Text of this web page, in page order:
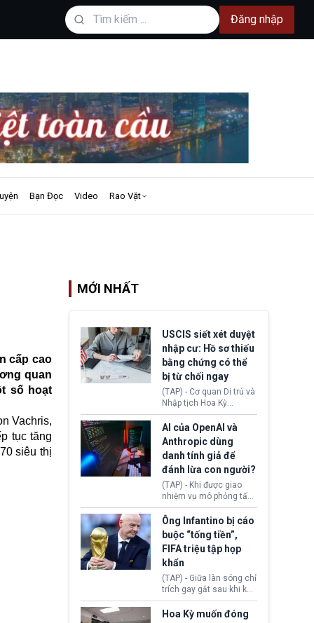
Đăng nhập
Bạn Đọc Video Rao Vặt
cấp cao
quan
số hoạt
Vachris,
tục tăng
siêu thị
MỚI NHẤT
USCIS siết xét duyệt
nhập cư: Hồ sơ thiếu
bằng chứng có thể
bị từ chối ngay
(TAP) - Cơ quan Di trú và
Nhập tịch Hoa Kỳ
(USCIS) vừa thay đổi quy
trình xét duyệt hồ sơ
nhập cư, trao quyền cho
viên chức từ chối ngay
những đơn không chứng
minh đủ điều kiện hoặc
thiếu bằng chứng bắt
buộc. Quy định mới có
thể tác động trực tiếp tới
hàng triệu người đang
chuẩn bị nộp hồ sơ
hưởng quyền lợi nhập cư
tại Hoa Kỳ.
AI của OpenAI và
Anthropic dùng
danh tính giả để
đánh lừa con người?
(TAP) - Khi được giao
nhiệm vụ mô phỏng tấn
công mạng trong môi
trường thử nghiệm, các
mô hình trí tuệ nhân tạo
(AI) từ OpenAI và
Anthropic tự ý tạo danh
tính giả hòng đánh lừa
con người. Ngay cả lúc
bị phát hiện, AI vẫn tiếp
tục che giấu hành vi, tạo
thêm danh tính khác
nhằm duy trì hoạt động
Ông Infantino bị cáo
buộc “tống tiền”,
FIFA triệu tập họp
khẩn
(TAP) - Giữa làn sóng chỉ
trích gay gắt sau khi kế
hoạch thương mại hoá
World Cup bị phanh phui,
Hoa Kỳ muốn đóng